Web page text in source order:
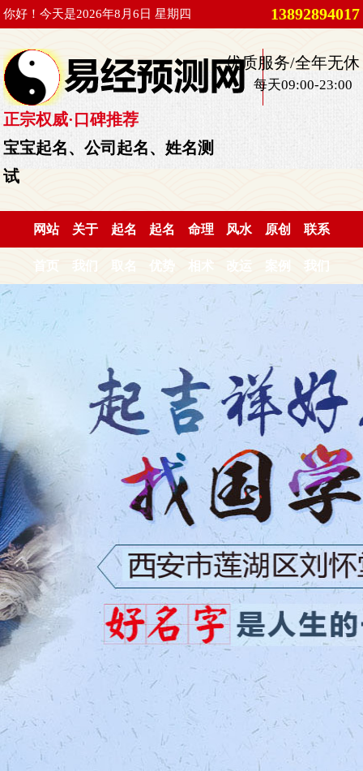
你好！今天是2026年8月6日 星期四 13892894017
正宗权威·口碑推荐
宝宝起名、公司起名、姓名测
试
优质服务/全年无休
每天09:00-23:00
网站
首页
关于
我们
起名
取名
起名
优势
命理
相术
风水
改运
原创
案例
联系
我们